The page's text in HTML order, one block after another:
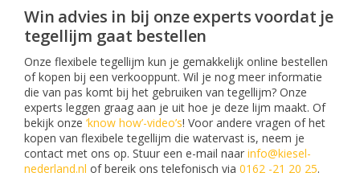
Win advies in bij onze experts voordat je
tegellijm gaat bestellen
Onze flexibele tegellijm kun je gemakkelijk online bestellen
of kopen bij een verkooppunt. Wil je nog meer informatie
die van pas komt bij het gebruiken van tegellijm? Onze
experts leggen graag aan je uit hoe je deze lijm maakt. Of
bekijk onze ‘know how’-video’s! Voor andere vragen of het
kopen van flexibele tegellijm die watervast is, neem je
contact met ons op. Stuur een e-mail naar info@kiesel-
nederland.nl of bereik ons telefonisch via 0162 -21 20 25.